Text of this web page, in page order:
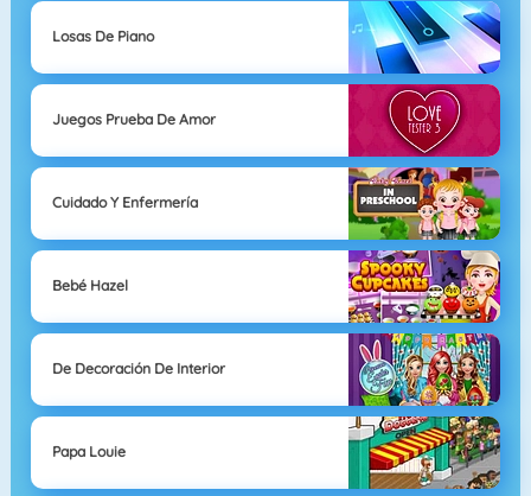
Losas De Piano
Juegos Prueba De Amor
Cuidado Y Enfermería
Bebé Hazel
De Decoración De Interior
Papa Louie